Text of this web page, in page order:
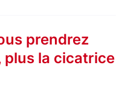
prendrez
plus la cicatrice